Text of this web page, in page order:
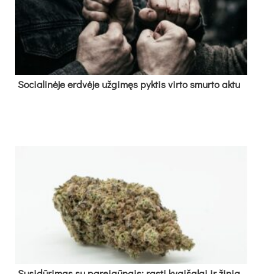
So­cia­li­nė­je erd­vė­je už­gi­męs pyk­tis vir­to smur­to ak­tu